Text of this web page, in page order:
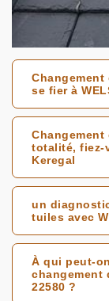
se fier à
totalité, fiez-
Keregal
un
tuiles avec
À qui peut-
changement
22580 ?